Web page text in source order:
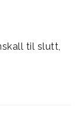
til slutt,